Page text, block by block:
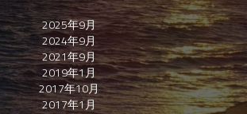
2025年9月
2024年9月
2021年9月
2019年1月
2017年10月
2017年1月